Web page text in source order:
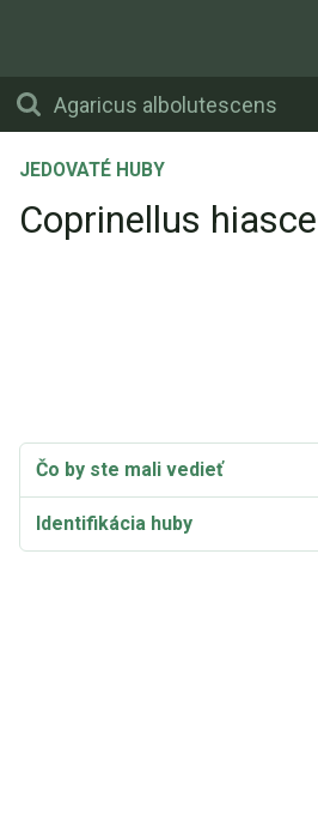
JEDOVATÉ HUBY
Coprinellus
Čo by ste mali vedieť
Identifikácia huby